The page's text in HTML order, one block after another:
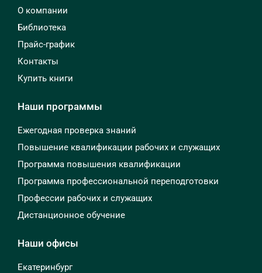
О компании
Библиотека
Прайс-график
Контакты
Купить книги
Наши программы
Ежегодная проверка знаний
Повышение квалификации рабочих и служащих
Программа повышения квалификации
Программа профессиональной переподготовки
Профессии рабочих и служащих
Дистанционное обучение
Наши офисы
Екатеринбург